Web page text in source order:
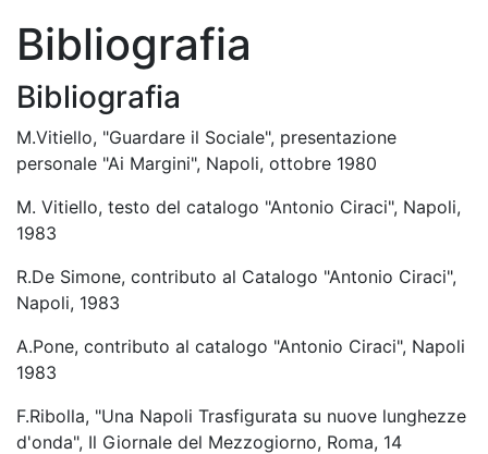
Bibliografia
Bibliografia
M.Vitiello, "Guardare il Sociale", presentazione
personale "Ai Margini", Napoli, ottobre 1980
M. Vitiello, testo del catalogo "Antonio Ciraci", Napoli,
1983
R.De Simone, contributo al Catalogo "Antonio Ciraci",
Napoli, 1983
A.Pone, contributo al catalogo "Antonio Ciraci", Napoli
1983
F.Ribolla, "Una Napoli Trasfigurata su nuove lunghezze
d'onda", Il Giornale del Mezzogiorno, Roma, 14